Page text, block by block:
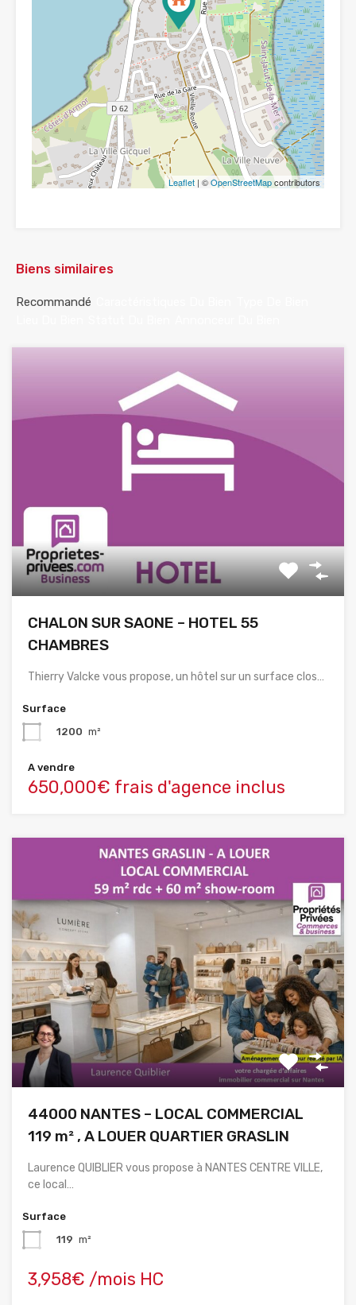
Leaflet | ©OpenStreetMapcontributors
Biens similaires
Recommandé
CHALON SUR SAONE – HOTEL 55
CHAMBRES
Thierry Valcke vous propose, un hôtel sur un surface clos…
Surface
1200 m²
A vendre
650,000€ frais d'agence inclus
44000 NANTES – LOCAL COMMERCIAL
119 m² , A LOUER QUARTIER GRASLIN
Laurence QUIBLIER vous propose à NANTES CENTRE VILLE,
ce local…
Surface
119 m²
3,958€ /mois HC